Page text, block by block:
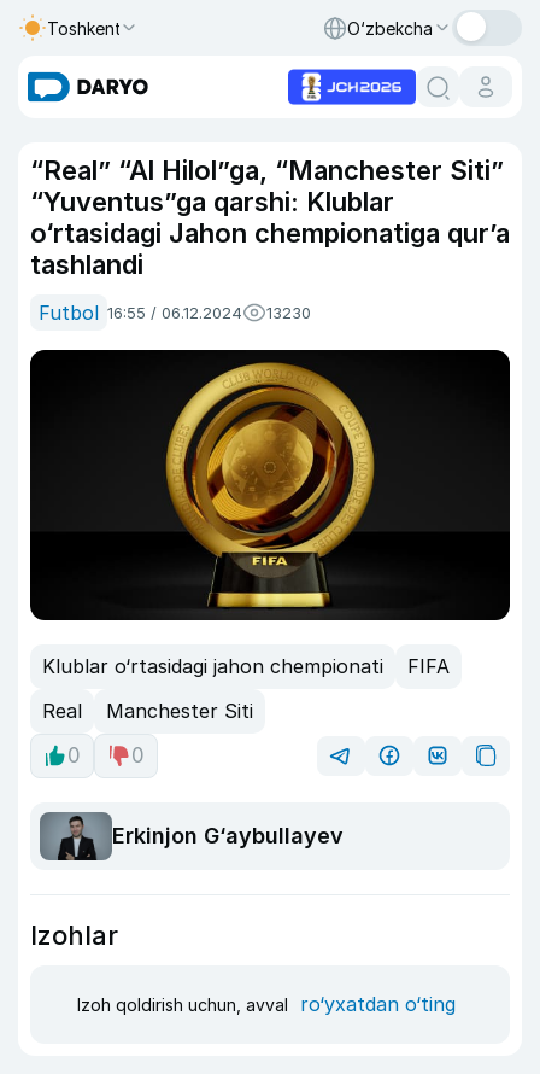
Toshkent O‘zbekcha
“Real” “Al Hilol”ga, “Manchester Siti”
“Yuventus”ga qarshi: Klublar
o‘rtasidagi Jahon chempionatiga qur’a
tashlandi
Futbol 16:55 / 06.12.2024 13230
Klublar o‘rtasidagi jahon chempionati
FIFA
Real
Manchester Siti
0
0
Erkinjon G‘aybullayev
Izohlar
Izoh qoldirish uchun, avval ro‘yxatdan o‘ting